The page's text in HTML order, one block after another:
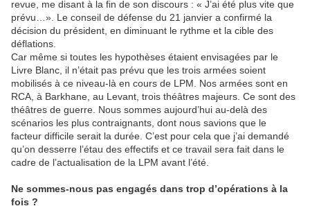
revue, me disant à la fin de son discours : « J’ai été plus vite que
prévu…». Le conseil de défense du 21 janvier a confirmé la
décision du président, en diminuant le rythme et la cible des
déflations.
Car même si toutes les hypothèses étaient envisagées par le
Livre Blanc, il n’était pas prévu que les trois armées soient
mobilisés à ce niveau-là en cours de LPM. Nos armées sont en
RCA, à Barkhane, au Levant, trois théâtres majeurs. Ce sont des
théâtres de guerre. Nous sommes aujourd’hui au-delà des
scénarios les plus contraignants, dont nous savions que le
facteur difficile serait la durée. C’est pour cela que j’ai demandé
qu’on desserre l’étau des effectifs et ce travail sera fait dans le
cadre de l’actualisation de la LPM avant l’été.
Ne sommes-nous pas engagés dans trop d’opérations à la
fois ?